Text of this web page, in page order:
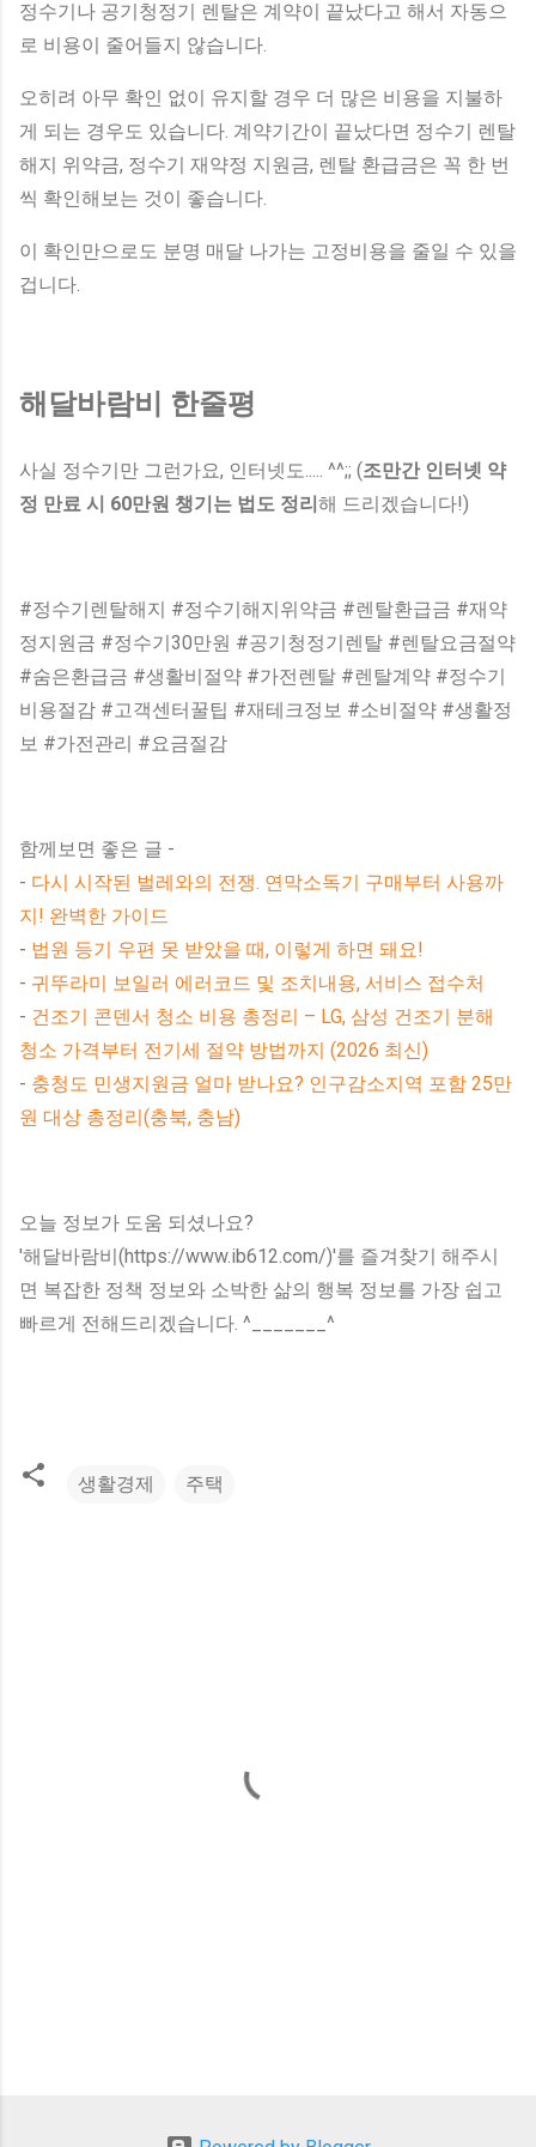
정수기나 공기청정기 렌탈은 계약이 끝났다고 해서 자동으
로 비용이 줄어들지 않습니다.
오히려 아무 확인 없이 유지할 경우 더 많은 비용을 지불하
게 되는 경우도 있습니다. 계약기간이 끝났다면 정수기 렌탈
해지 위약금, 정수기 재약정 지원금, 렌탈 환급금은 꼭 한 번
씩 확인해보는 것이 좋습니다.
이 확인만으로도 분명 매달 나가는 고정비용을 줄일 수 있을
겁니다.
해달바람비 한줄평
사실 정수기만 그런가요, 인터넷도..... ^^;; (조만간 인터넷 약
정 만료 시 60만원 챙기는 법도 정리해 드리겠습니다!)
#정수기렌탈해지 #정수기해지위약금 #렌탈환급금 #재약
정지원금 #정수기30만원 #공기청정기렌탈 #렌탈요금절약
#숨은환급금 #생활비절약 #가전렌탈 #렌탈계약 #정수기
비용절감 #고객센터꿀팁 #재테크정보 #소비절약 #생활정
보 #가전관리 #요금절감
함께보면 좋은 글 -
- 다시 시작된 벌레와의 전쟁. 연막소독기 구매부터 사용까
지! 완벽한 가이드
- 법원 등기 우편 못 받았을 때, 이렇게 하면 돼요!
- 귀뚜라미 보일러 에러코드 및 조치내용, 서비스 접수처
- 건조기 콘덴서 청소 비용 총정리 – LG, 삼성 건조기 분해
청소 가격부터 전기세 절약 방법까지 (2026 최신)
- 충청도 민생지원금 얼마 받나요? 인구감소지역 포함 25만
원 대상 총정리(충북, 충남)
오늘 정보가 도움 되셨나요?
'해달바람비(https://www.ib612.com/)'를 즐겨찾기 해주시
면 복잡한 정책 정보와 소박한 삶의 행복 정보를 가장 쉽고
빠르게 전해드리겠습니다. ^_______^
생활경제 주택